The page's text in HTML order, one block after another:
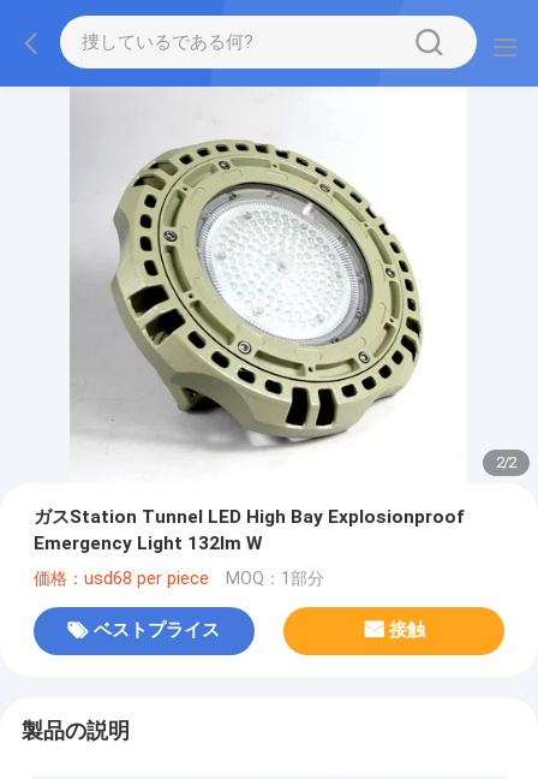
2/2
ガスStation Tunnel LED High Bay Explosionproof
Emergency Light 132lm W
価格：usd68 per piece MOQ：1部分
ベストプライス 接触
製品の説明